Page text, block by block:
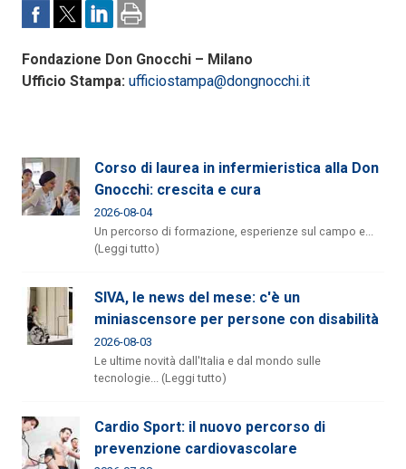
Fondazione Don Gnocchi – Milano
Ufficio Stampa: ufficiostampa@dongnocchi.it
Corso di laurea in infermieristica alla Don
Gnocchi: crescita e cura
2026-08-04
Un percorso di formazione, esperienze sul campo e...
(Leggi tutto)
SIVA, le news del mese: c'è un
miniascensore per persone con disabilità
2026-08-03
Le ultime novità dall'Italia e dal mondo sulle
tecnologie... (Leggi tutto)
Cardio Sport: il nuovo percorso di
prevenzione cardiovascolare